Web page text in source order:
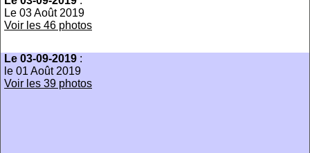
Le 03 Août 2019
Voir les 46 photos
Le 03-09-2019 :
le 01 Août 2019
Voir les 39 photos